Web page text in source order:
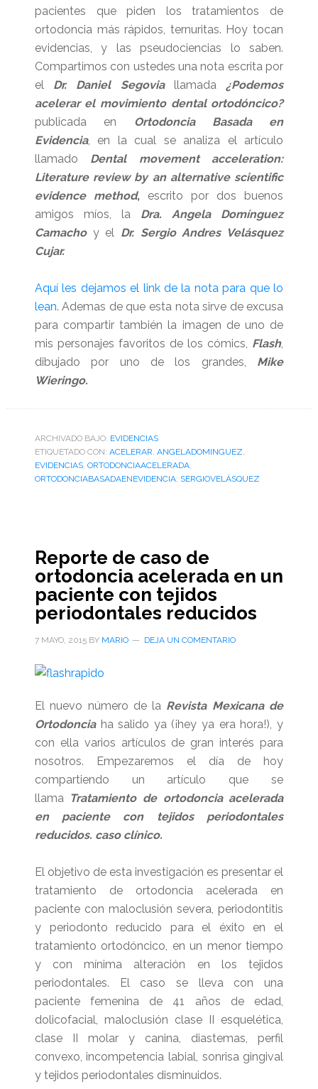
pacientes que piden los tratamientos de
ortodoncia más rápidos, ternuritas. Hoy tocan
evidencias, y las pseudociencias lo saben.
Compartimos con ustedes una nota escrita por
el Dr. Daniel Segoviallamada¿Podemos
acelerar el movimiento dental ortodóncico?
publicada en Ortodoncia Basada en
Evidencia, en la cual se analiza el artículo
llamado Dental movement acceleration:
Literature review by an alternative scientific
evidence method,escrito por dos buenos
amigos míos, la Dra. Angela Domínguez
Camacho y el Dr. Sergio Andres Velásquez
Cujar.
Aquí les dejamos el link de la nota para que lo
lean. Ademas de que esta nota sirve de excusa
para compartir también la imagen de uno de
mis personajes favoritos de los cómics, Flash,
dibujado por uno de los grandes, Mike
Wieringo.
ARCHIVADO BAJO: EVIDENCIAS
ETIQUETADO CON: ACELERAR, ANGELADOMINGUEZ,
EVIDENCIAS, ORTODONCIAACELERADA,
ORTODONCIABASADAENEVIDENCIA, SERGIOVELÁSQUEZ
Reporte de caso de
ortodoncia acelerada en un
paciente con tejidos
periodontales reducidos
7 MAYO, 2015BY MARIO DEJA UN COMENTARIO
El nuevo número de la Revista Mexicana de
Ortodonciaha salido ya (¡hey ya era hora!), y
con ella varios artículos de gran interés para
nosotros. Empezaremos el día de hoy
compartiendo un artículo que se
llama Tratamiento de ortodoncia acelerada
en paciente con tejidos periodontales
reducidos. caso clínico.
El objetivo de esta investigación es presentar el
tratamiento de ortodoncia acelerada en
paciente con maloclusión severa, periodontitis
y periodonto reducido para el éxito en el
tratamiento ortodóncico, en un menor tiempo
y con mínima alteración en los tejidos
periodontales. El caso se lleva con una
paciente femenina de 41 años de edad,
dolicofacial, maloclusión clase II esquelética,
clase II molar y canina, diastemas, perfil
convexo, incompetencia labial, sonrisa gingival
y tejidos periodontales disminuidos.